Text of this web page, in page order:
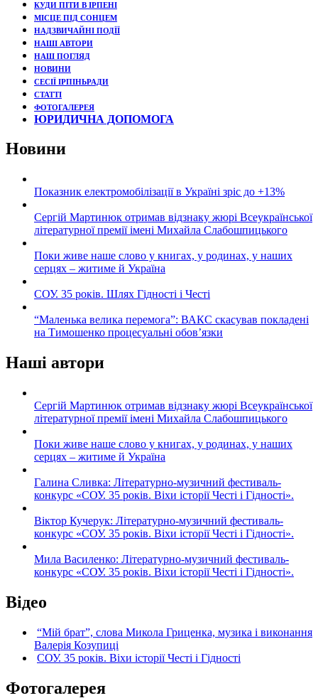
КУДИ ПІТИ В ІРПЕНІ
МІСЦЕ ПІД СОНЦЕМ
НАДЗВИЧАЙНІ ПОДЇЇ
НАШІ АВТОРИ
НАШ ПОГЛЯД
НОВИНИ
СЕСІЇ ІРПІНЬРАДИ
СТАТТІ
ФОТОГАЛЕРЕЯ
ЮРИДИЧНА ДОПОМОГА
Новини
Показник електромобілізації в Україні зріс до +13%
Сергій Мартинюк отримав відзнаку жюрі Всеукраїнської
літературної премії імені Михайла Слабошпицького
Поки живе наше слово у книгах, у родинах, у наших
серцях – житиме й Україна
СОУ. 35 років. Шлях Гідності і Честі
“Маленька велика перемога”: ВАКС скасував покладені
на Тимошенко процесуальні обов’язки
Наші автори
Сергій Мартинюк отримав відзнаку жюрі Всеукраїнської
літературної премії імені Михайла Слабошпицького
Поки живе наше слово у книгах, у родинах, у наших
серцях – житиме й Україна
Галина Сливка: Літературно-музичний фестиваль-
конкурс «СОУ. 35 років. Віхи історії Честі і Гідності».
Віктор Кучерук: Літературно-музичний фестиваль-
конкурс «СОУ. 35 років. Віхи історії Честі і Гідності».
Мила Василенко: Літературно-музичний фестиваль-
конкурс «СОУ. 35 років. Віхи історії Честі і Гідності».
Відео
“Мій брат”, слова Микола Гриценка, музика і виконання
Валерія Козупиці
СОУ. 35 років. Віхи історії Честі і Гідності
Фотогалерея